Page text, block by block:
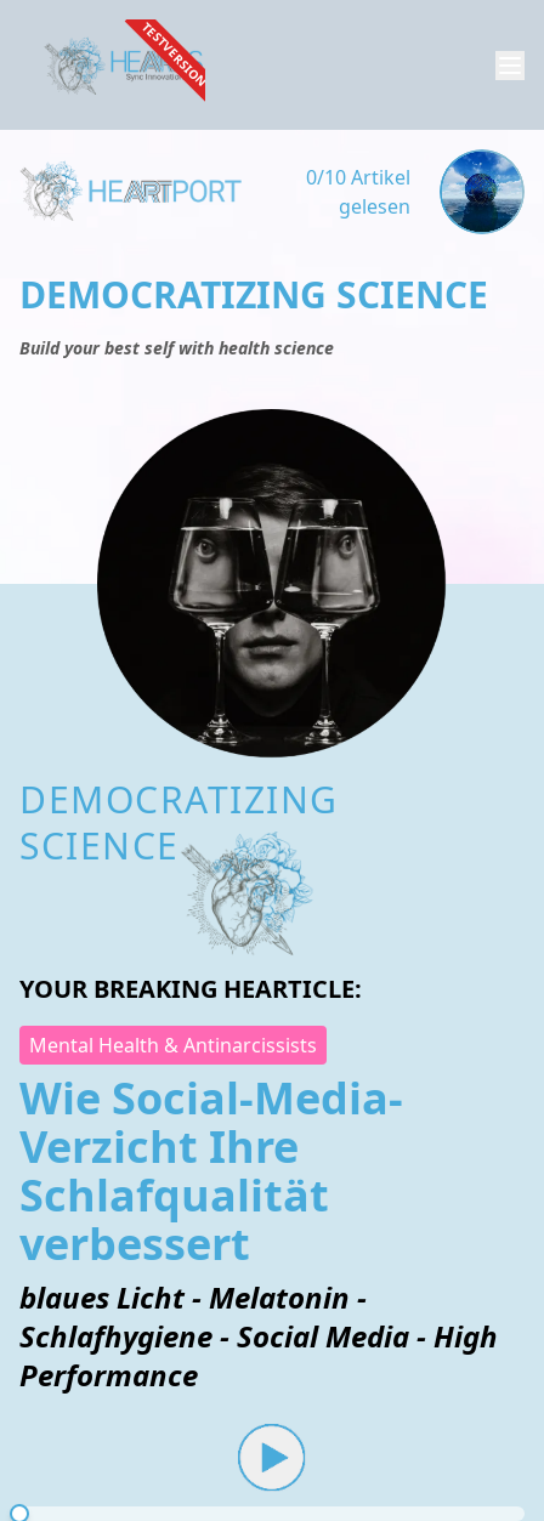
TESTVERSION
0/10 Artikel
gelesen
DEMOCRATIZING SCIENCE
Build your best self with health science
DEMOCRATIZING
SCIENCE
YOUR BREAKING HEARTICLE:
Mental Health & Antinarcissists
Wie Social-Media-
Verzicht Ihre
Schlafqualität
verbessert
blaues Licht - Melatonin -
Schlafhygiene - Social Media - High
Performance